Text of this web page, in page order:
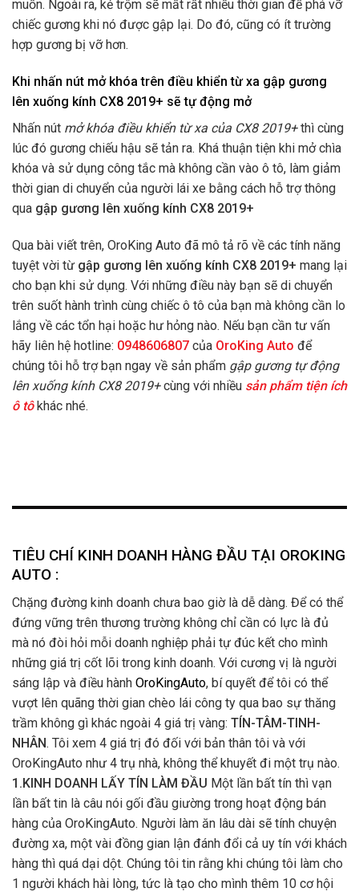
muốn. Ngoài ra, kẻ trộm sẽ mất rất nhiều thời gian để phá vỡ
chiếc gương khi nó được gập lại. Do đó, cũng có ít trường
hợp gương bị vỡ hơn.
Khi nhấn nút mở khóa trên điều khiển từ xa gập gương
lên xuống kính CX8 2019+ sẽ tự động mở
Nhấn nút mở khóa điều khiển từ xa của CX8 2019+thì cùng
lúc đó gương chiếu hậu sẽ tản ra. Khá thuận tiện khi mở chìa
khóa và sử dụng công tắc mà không cần vào ô tô, làm giảm
thời gian di chuyển của người lái xe bằng cách hỗ trợ thông
qua gập gương lên xuống kính CX8 2019+
Qua bài viết trên, OroKing Auto đã mô tả rõ về các tính năng
tuyệt vời từ gập gương lên xuống kính CX8 2019+ mang lại
cho bạn khi sử dụng. Với những điều này bạn sẽ di chuyển
trên suốt hành trình cùng chiếc ô tô của bạn mà không cần lo
lắng về các tổn hại hoặc hư hỏng nào. Nếu bạn cần tư vấn
hãy liên hệ hotline: 0948606807 của OroKing Auto để
chúng tôi hỗ trợ bạn ngay về sản phẩm gập gương tự động
lên xuống kính CX8 2019+cùng với nhiều sản phẩm tiện ích
ô tô khác nhé.
TIÊU CHÍ KINH DOANH HÀNG ĐẦU TẠI OROKING
AUTO :
Chặng đường kinh doanh chưa bao giờ là dễ dàng. Để có thể
đứng vững trên thương trường không chỉ cần có lực là đủ
mà nó đòi hỏi mỗi doanh nghiệp phải tự đúc kết cho mình
những giá trị cốt lõi trong kinh doanh. Với cương vị là người
sáng lập và điều hành OroKingAuto, bí quyết để tôi có thể
vượt lên quãng thời gian chèo lái công ty qua bao sự thăng
trầm không gì khác ngoài 4 giá trị vàng: TÍN-TÂM-TINH-
NHÂN. Tôi xem 4 giá trị đó đối với bản thân tôi và với
OroKingAuto như 4 trụ nhà, không thể khuyết đi một trụ nào.
1.KINH DOANH LẤY TÍN LÀM ĐẦU Một lần bất tín thì vạn
lần bất tin là câu nói gối đầu giường trong hoạt động bán
hàng của OroKingAuto. Người làm ăn lâu dài sẽ tính chuyện
đường xa, một vài đồng gian lận đánh đổi cả uy tín với khách
hàng thì quá dại dột. Chúng tôi tin rằng khi chúng tôi làm cho
1 người khách hài lòng, tức là tạo cho mình thêm 10 cơ hội